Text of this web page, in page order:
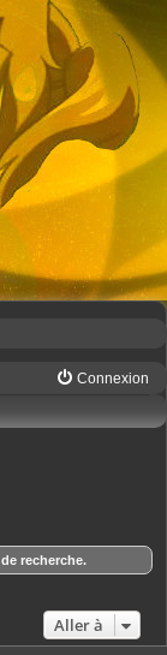
Connexion
recherche.
Aller à